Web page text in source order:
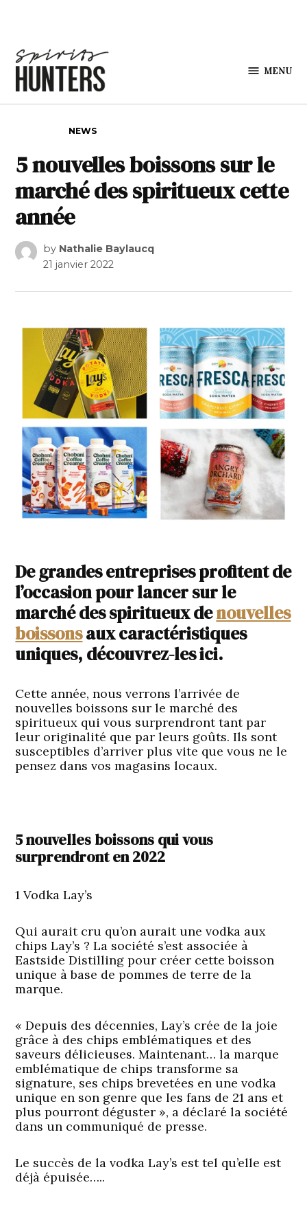
MENU
NEWS
5 nouvelles boissons sur le
marché des spiritueux cette
année
by Nathalie Baylaucq
21 janvier 2022
De grandes entreprises profitent de
l’occasion pour lancer sur le
marché des spiritueux denouvelles
boissonsaux caractéristiques
uniques, découvrez-les ici.
Cette année, nous verrons l’arrivée de
nouvelles boissons sur le marché des
spiritueux qui vous surprendront tant par
leur originalité que par leurs goûts. Ils sont
susceptibles d’arriver plus vite que vous ne le
pensez dans vos magasins locaux.
5 nouvelles boissons qui vous
surprendront en 2022
1 Vodka Lay’s
Qui aurait cru qu’on aurait une vodka aux
chips Lay’s ? La société s’est associée à
Eastside Distilling pour créer cette boisson
unique à base de pommes de terre de la
marque.
« Depuis des décennies, Lay’s crée de la joie
grâce à des chips emblématiques et des
saveurs délicieuses. Maintenant… la marque
emblématique de chips transforme sa
signature, ses chips brevetées en une vodka
unique en son genre que les fans de 21 ans et
plus pourront déguster », a déclaré la société
dans un communiqué de presse.
Le succès de la vodka Lay’s est tel qu’elle est
déjà épuisée…..